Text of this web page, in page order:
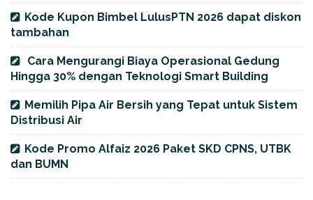
Kode Kupon Bimbel LulusPTN 2026 dapat diskon
tambahan
Cara Mengurangi Biaya Operasional Gedung
Hingga 30% dengan Teknologi Smart Building
Memilih Pipa Air Bersih yang Tepat untuk Sistem
Distribusi Air
Kode Promo Alfaiz 2026 Paket SKD CPNS, UTBK
dan BUMN